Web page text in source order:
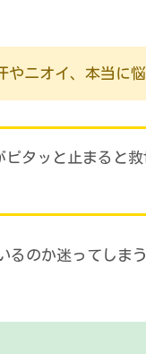
やニオイ、本当に
タッと止まると
るのか迷ってしま